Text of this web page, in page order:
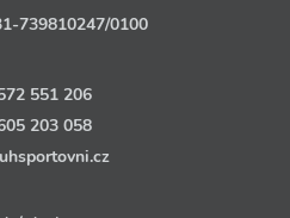
/0100
551 206
203 058